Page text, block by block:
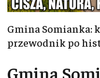
Gmina Somianka:
przewodnik po
Gmina